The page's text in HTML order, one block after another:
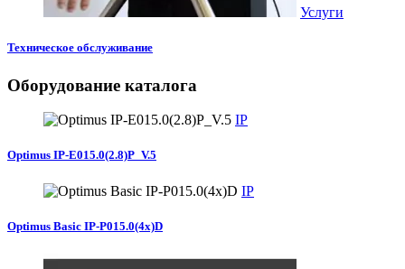
Услуги
Техническое обслуживание
Оборудование каталога
IP
Optimus IP-E015.0(2.8)P_V.5
IP
Optimus Basic IP-P015.0(4x)D